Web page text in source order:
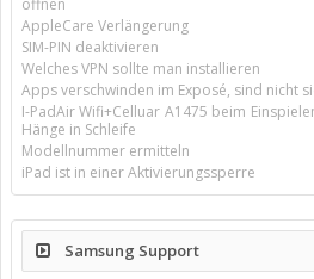
öffnen
AppleCare Verlängerung
SIM-PIN deaktivieren
Welches VPN sollte man installieren
Apps verschwinden im Exposé, sind nicht
I-PadAir Wifi+Celluar A1475 beim
Hänge in Schleife
Modellnummer ermitteln
iPad ist in einer Aktivierungssperre
Samsung Support